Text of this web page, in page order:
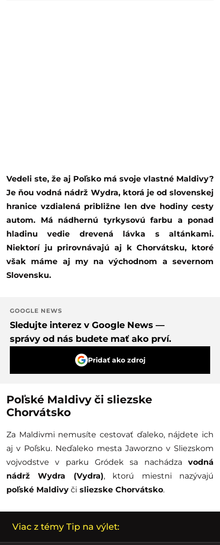
Vedeli ste, že aj Poľsko má svoje vlastné Maldivy?
Je ňou vodná nádrž Wydra, ktorá je od slovenskej
hranice vzdialená približne len dve hodiny cesty
autom. Má nádhernú tyrkysovú farbu a ponad
hladinu vedie drevená lávka s altánkami.
Niektorí ju prirovnávajú aj k Chorvátsku, ktoré
však máme aj my na východnom a severnom
Slovensku.
GOOGLE NEWS
Sledujte interez v Google News —
správy od nás budete mať ako prví.
Pridať ako zdroj
Poľské Maldivy či sliezske
Chorvátsko
Za Maldivmi nemusíte cestovať ďaleko, nájdete ich
aj v Poľsku. Neďaleko mesta Jaworzno v Sliezskom
vojvodstve v parku Gródek sa nachádza vodná
nádrž Wydra (Vydra), ktorú miestni nazývajú
poľské Maldivy či sliezske Chorvátsko.
Viac z témy Tip na výlet: